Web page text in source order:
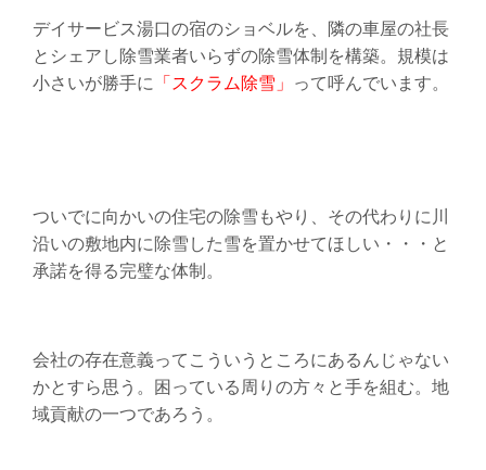
デイサービス湯口の宿のショベルを、隣の車屋の社長
とシェアし除雪業者いらずの除雪体制を構築。規模は
小さいが勝手に 「スクラム除雪」 って呼んでいます。
ついでに向かいの住宅の除雪もやり、その代わりに川
沿いの敷地内に除雪した雪を置かせてほしい・・・と
承諾を得る完璧な体制。
会社の存在意義ってこういうところにあるんじゃない
かとすら思う。困っている周りの方々と手を組む。地
域貢献の一つであろう。